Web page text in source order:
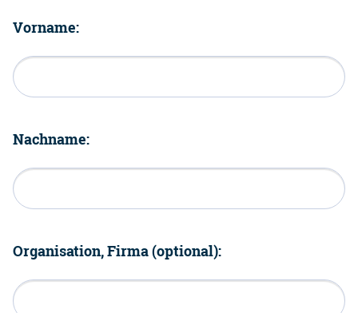
Vorname:
Nachname:
Organisation, Firma (optional):